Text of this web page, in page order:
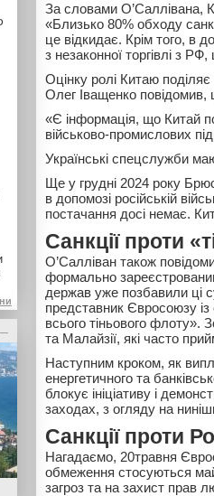
За словами О’Саллівана,
«Близько 80% обходу
це відкидає. Крім того, в
з незаконної торгівлі з
Оцінку ролі Китаю поділяє
Олег Іващенко повідомив,
«Є інформація, що Китай
військово-промислових
Українські спецслужби
Ще у грудні 2024 року
в допомозі російській
постачання досі немає.
Санкції проти
О’Салліван також
формально
держав уже позбавили ці
представник Євросоюзу із
всього тіньового флоту».
та Малайзії, які часто
Наступним кроком, як
енергетичного та
блокує ініціативу і
заходах, з огляду на
Санкції проти
Нагадаємо, 20травня
обмеження стосуються
загроз та на захист прав